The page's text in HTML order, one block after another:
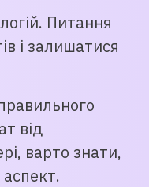
Питання
і залишатися
від
варто знати,